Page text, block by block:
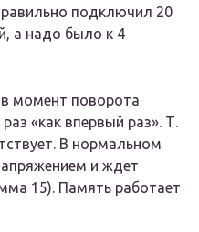
подключил 20
а надо было к 4
момент поворота
«как впервый раз». Т.
В нормальном
и ждет
15). Память работает